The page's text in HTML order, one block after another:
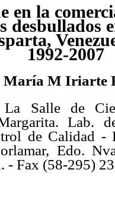
en la
desbullados
1992-2007
María M Iriarte
La Salle de
Lab.
de Calidad -
Edo.
- Fax (58-295)